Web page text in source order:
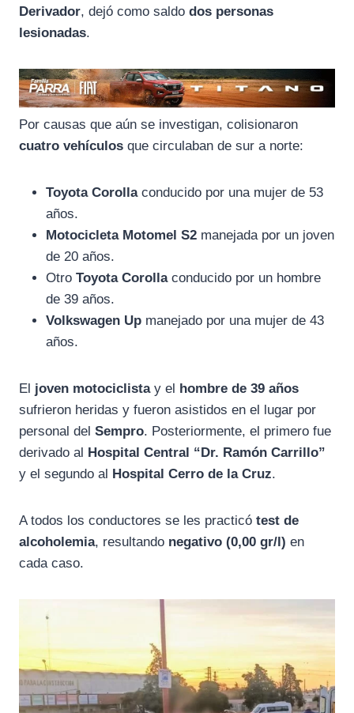
o
o
r
A
Derivador, dejó como saldo dos personas
lesionadas.
Por causas que aún se investigan, colisionaron
cuatro vehículos que circulaban de sur a norte:
Toyota Corollaconducido por una mujer de 53
años.
Motocicleta Motomel S2 manejada por un joven
de 20 años.
Otro Toyota Corollaconducido por un hombre
de 39 años.
Volkswagen Up manejado por una mujer de 43
años.
El joven motociclistay el hombre de 39 años
sufrieron heridas y fueron asistidos en el lugar por
personal del Sempro. Posteriormente, el primero fue
derivado al Hospital Central “Dr. Ramón Carrillo”
y el segundo al Hospital Cerro de la Cruz.
A todos los conductores se les practicó test de
alcoholemia, resultando negativo (0,00 gr/l) en
cada caso.